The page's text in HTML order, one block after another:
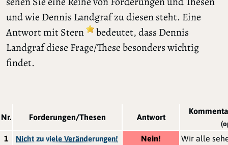
und wie Dennis Landgraf zu diesen steht. Eine
Antwort mit Stern
bedeutet, dass Dennis
Landgraf diese Frage/These besonders wichtig
findet.
Nr. Forderungen/Thesen Antwort
1 Nicht zu viele Veränderungen! Nein!
Wir alle